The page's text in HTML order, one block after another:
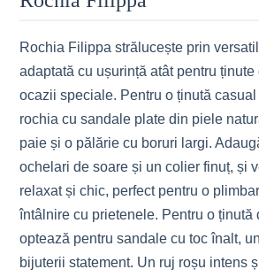
Rochia Filippa strălucește prin
adaptată cu ușurință atât pentru ținute
ocazii speciale. Pentru o ținută
rochia cu sandale plate din piele
paie și o pălărie cu boruri largi.
ochelari de soare și un colier finuț, și
relaxat și chic, perfect pentru o
întâlnire cu prietenele. Pentru o ținută
optează pentru sandale cu toc înalt,
bijuterii statement. Un ruj roșu intens